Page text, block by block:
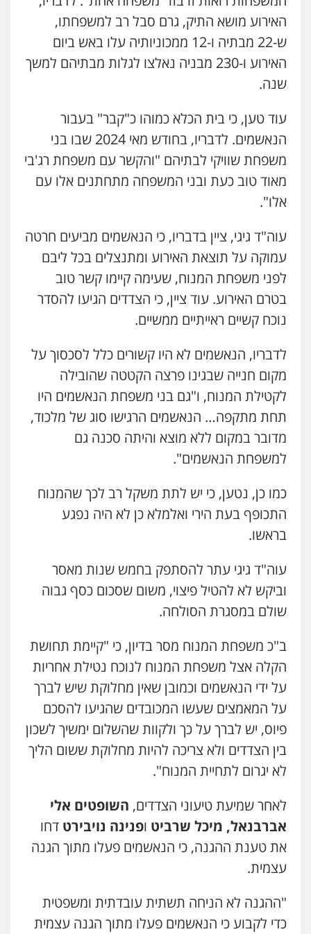
האירוע מושא התיק, גרם סבל רב למשפחתו,
ש-22 מבתיה ו-12 ממכוניותיה עלו באש ביום
האירוע ו-230 מבניה נאלצו לגלות מבתיהם למשך
שנה.
עוד טען, כי בית הכלא כמוהו כ"קבר" בעבור
הנאשמים. לדבריו, בחודש מאי 2024 שבו בני
משפחת שוויקי לבתיהם "והקשר עם משפחת רג'בי
מאוד טוב כעת ובני המשפחה מתחתנים אלו עם
אלו".
עוה"ד גיגי, ציין בדבריו, כי הנאשמים מביעים חרטה
עמוקה על תוצאת האירוע ומתנצלים בכל ליבם
לפני משפחת המנוח, שעימה קיימו קשר טוב
בטרם האירוע. עוד ציין, כי הצדדים הגיעו להסדר
נוכח קשיים ראייתיים ממשיים.
לדבריו, הנאשמים לא היו קשורים כלל לסכסוך על
מקום חנייה שבגינו פרצה הקטטה שהובילה
לקטילת המנוח, ו"גם בני משפחת הנאשמים היו
תחת מתקפה… הנאשמים הרגישו סוג של מלכוד,
מדובר במקום ללא מוצא והיתה סכנה גם
למשפחת הנאשמים".
כמו כן, נטען, כי יש לתת משקל רב לכך שהמנוח
התכופף בעת הירי ואלמלא כן לא היה נפגע
בראשו.
עוה"ד גיגי עתר להסתפק בחמש שנות מאסר
וביקש לא להטיל פיצוי, משום שסכום כסף גבוה
שולם במסגרת הסולחה.
ב"כ משפחת המנוח מסר בדיון, כי "קיימת תחושת
הקלה אצל משפחת המנוח לנוכח נטילת אחריות
על ידי הנאשמים וכמובן שאין מחלוקת שיש לברך
על המאמצים שעשו המכובדים שהגיעו להסכם
פיוס, יש לברך על כך ולקוות שהשלום ימשיך לשכון
בין הצדדים ולא צריכה להיות מחלוקת ששום הליך
לא יגרום לתחיית המנוח".
לאחר שמיעת טיעוני הצדדים, השופטים אלי
אברבנאל, מיכל שרביט ופנינה נויבירט דחו
את טענת ההגנה, כי הנאשמים פעלו מתוך הגנה
עצמית.
"ההגנה לא הניחה תשתית עובדתית ומשפטית
כדי לקבוע כי הנאשמים פעלו מתוך הגנה עצמית
פלילי פשיעה חמורה מעצרים וחקירות
0544712201
משפט פלילי פשיעה חמורה פלילי
0524282442
פלילי מעצרים וחקירות
0543986802
עו"ד בועז קניג
פלילי משפחה כלכלי צבאי
0507003001
פלילי עבירות תנועה צווארון לבן תעבורה
עורכי דין לענייני אסירים מעצרים וחקירות
0546470989
0523647066